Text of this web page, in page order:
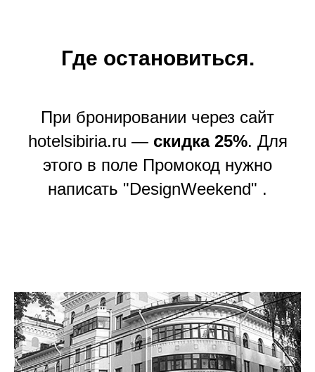
Где остановиться.
При бронировании через сайт
hotelsibiria.ru — скидка 25%. Для
этого в поле Промокод нужно
написать "DesignWeekend" .